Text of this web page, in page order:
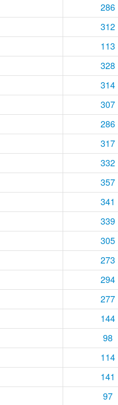
286
312
113
328
314
307
286
317
332
357
341
339
305
273
294
277
144
98
114
141
97